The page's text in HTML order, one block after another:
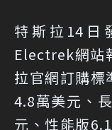
特斯拉14日
Electrek網站
拉官網訂購標
4.8萬美元、
元、性能版